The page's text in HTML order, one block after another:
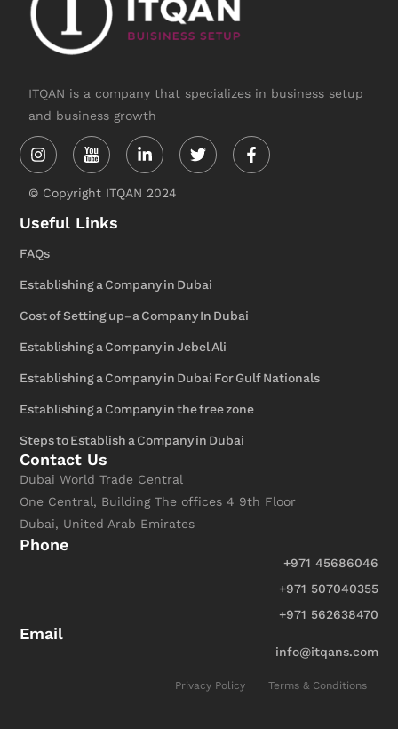
ITQAN is a company that specializes in business setup
and business growth
Instagram Linkedin-
in
TwitterFacebook-
f
© Copyright ITQAN 2024
Useful Links
FAQs
Establishing a Company in Dubai
Cost of Setting up-a Company In Dubai
Establishing a Company in Jebel Ali
Establishing a Company in Dubai For Gulf Nationals
Establishing a Company in the free zone
Steps to Establish a Company in Dubai
Contact Us
Dubai World Trade Central
One Central, Building The offices 4 9th Floor
Dubai, United Arab Emirates
Phone
+971 45686046
+971 507040355
+971 562638470
Email
info@itqans.com
Privacy Policy Terms & Conditions